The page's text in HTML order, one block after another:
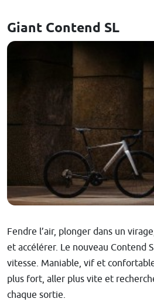
Giant Contend SL
Fendre l’air, plonger dans un
et accélérer. Le nouveau Contend
vitesse. Maniable, vif et
plus fort, aller plus vite et
chaque sortie.